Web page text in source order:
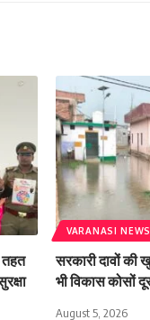
तहत
VARANASI NEWS
सरकारी दावों की
भी विकास कोसों
August 5, 2026